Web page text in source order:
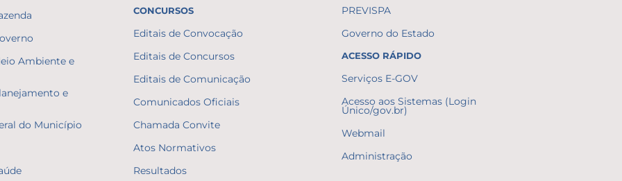
Ambiente e
e
do Município
CONCURSOS
Editais de Convocação
Editais de Concursos
Editais de Comunicação
Comunicados Oficiais
Chamada Convite
Atos Normativos
Resultados
PREVISPA
Governo do Estado
ACESSO RÁPIDO
Serviços E-GOV
Acesso aos Sistemas (Login
Único/gov.br)
Webmail
Administração